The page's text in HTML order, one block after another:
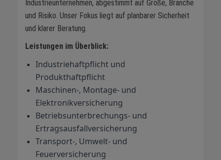
Industrieunternehmen, abgestimmt auf Größe, Branche
und Risiko. Unser Fokus liegt auf planbarer Sicherheit
und klarer Beratung.
Leistungen im Überblick:
Industriehaftpflicht und
Produkthaftpflicht
Maschinen-, Montage- und
Elektronikversicherung
Betriebsunterbrechungs- und
Ertragsausfallversicherung
Transport-, Umwelt- und
Feuerversicherung